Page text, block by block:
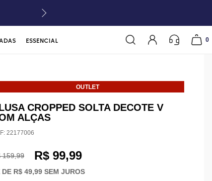
ESSENCIAL 0
OUTLET
CROPPED SOLTA DECOTE V
ALÇAS
22177006
159,99 R$ 99,99
DE R$ 49,99SEM JUROS